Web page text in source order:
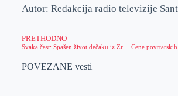
Autor: Redakcija radio televizije
PRETHODNO
Svaka čast: Spašen život dečaku iz Zrenjanina!
POVEZANE vesti